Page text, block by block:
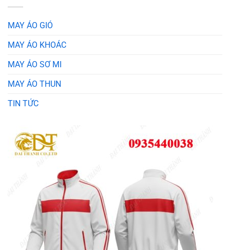
MAY ÁO GIÓ
MAY ÁO KHOÁC
MAY ÁO SƠ MI
MAY ÁO THUN
TIN TỨC